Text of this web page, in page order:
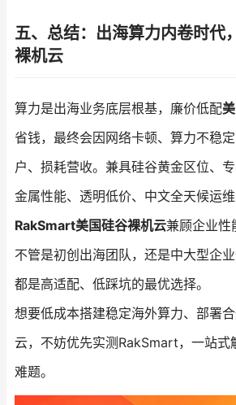
五、总结：出海算力内卷时代
裸机云
算力是出海业务底层根基，廉价低配
省钱，最终会因网络卡顿、算力不稳
户、损耗营收。兼具硅谷黄金区位、
金属性能、透明低价、中文全天候运维
RakSmart美国硅谷裸机云兼顾企业性
不管是初创出海团队，还是中大型企业
都是高适配、低踩坑的最优选择。
想要低成本搭建稳定海外算力、部署
云，不妨优先实测RakSmart，一站式
难题。